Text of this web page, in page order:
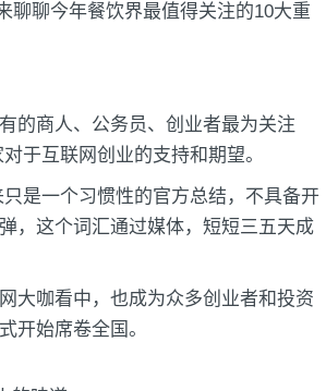
聊今年餐饮界最值得关注的10大重
的商人、公务员、创业者最为关注
于互联网创业的支持和期望。
是一个习惯性的官方总结，不具备开
，这个词汇通过媒体，短短三五天成
大咖看中，也成为众多创业者和投资
开始席卷全国。